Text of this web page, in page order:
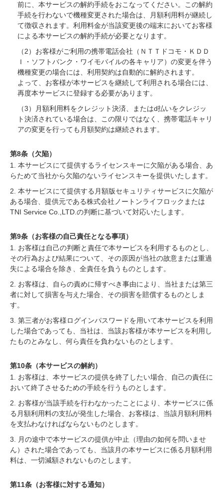
前に、本サービスの解約手続をおこなってください。この解約
手続を行わないで機種変更された場合は、月額利用料が継続し
て徴収されます。利用料金が当該変更後の端末においてお客様
による本サービスの解約手続が必要となります。
（2）お客様がご利用の携帯電話会社（ＮＴＴドコモ・ＫＤＤ
Ｉ・ソフトバンク・ワイモバイルの各キャリア）の変更を伴う
機種変更の場合には、利用契約は自動的に解約されます。
よって、お客様が本サービスを継続して利用される場合には、
再度本サービスに登録する必要があります。
（3）月額利用料をクレジット決済、またはd払いをクレジッ
ト決済されている場合は、この限りではなく、携帯電話キャリ
アの変更を行っても月額契約は継続されます。
第8条（欠陥）
1. 本サービスにて提供するライセンスキーに欠陥がある場合、あ
らためて当社から欠陥のないライセンスキーを提供いたします。
2. 本サービスにて提供する月額版セキュリティサービスに欠陥が
ある場合、提供元である株式会社ノートンライフロックまたは
TNI Service Co.,LTD.の判断に基づいて対応いたします。
第9条（お客様の自己責任となる事項）
1. お客様は自己の判断と責任で本サービスを利用するものとし、
その行為および結果について、その原因が当社の故意または重過
失による場合を除き、全責任を負うものとします。
2. お客様は、自らの責めに帰すべき事由により、当社または第三
者に対して損害を与えた場合、その損害を賠償するものとしま
す。
3. 第三者がお客様ログインパスワードを用いて本サービスを利用
した場合であっても、当社は、当該お客様が本サービスを利用し
たものとみなし、何ら責任を負わないものとします。
第10条（本サービスの解約）
1. お客様は、本サービスの提供を終了したい場合、自己の責任に
おいて終了させるための手続を行うものとします。
2. お客様が当該手続を行わなかったことにより、本サービスに係
る月額利用料の支払が発生した場合、お客様は、当該月額利用料
を支払わなければならないものとします。
3. 月の途中で本サービスの提供が中止（理由の如何を問いませ
ん）された場合であっても、当該月の本サービスに係る月額利用
料は、一切減額されないものとします。
第11条（お客様に対する通知）